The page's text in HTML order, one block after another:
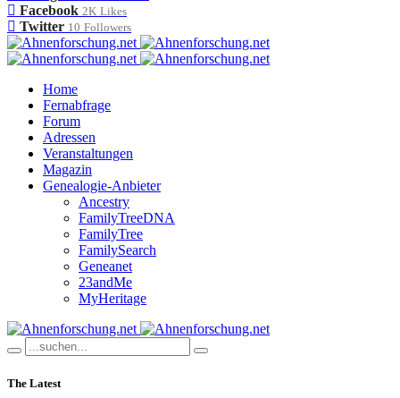
Facebook 2K Likes
Twitter 10 Followers
Home
Fernabfrage
Forum
Adressen
Veranstaltungen
Magazin
Genealogie-Anbieter
Ancestry
FamilyTreeDNA
FamilyTree
FamilySearch
Geneanet
23andMe
MyHeritage
The Latest